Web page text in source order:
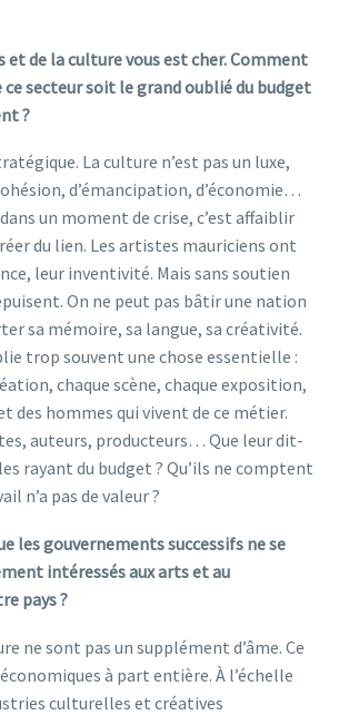
et de la culture vous est cher. Comment
ce secteur soit le grand oublié du budget
?
La culture n’est pas un luxe,
d’émancipation, d’économie…
un moment de crise, c’est affaiblir
du lien. Les artistes mauriciens ont
leur inventivité. Mais sans soutien
On ne peut pas bâtir une nation
sa mémoire, sa langue, sa créativité.
trop souvent une chose essentielle :
chaque scène, chaque exposition,
des hommes qui vivent de ce métier.
auteurs, producteurs… Que leur dit-
rayant du budget ? Qu’ils ne comptent
n’a pas de valeur ?
les gouvernements successifs ne se
intéressés aux arts et au
pays ?
ne sont pas un supplément d’âme. Ce
à part entière. À l’échelle
culturelles et créatives